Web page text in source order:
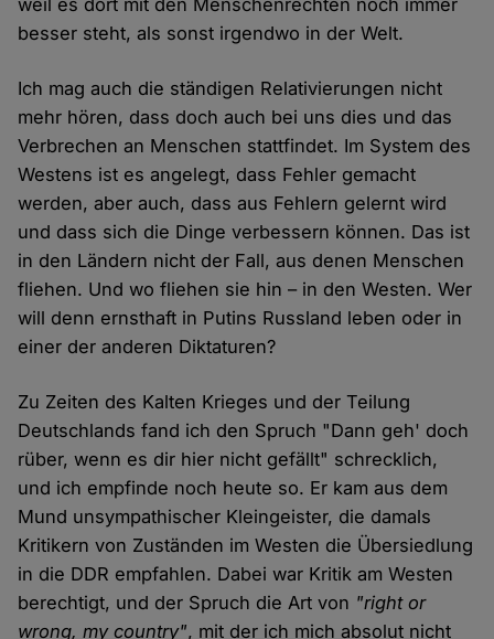
weil es dort mit den Menschenrechten noch immer
besser steht, als sonst irgendwo in der Welt.
Ich mag auch die ständigen Relativierungen nicht
mehr hören, dass doch auch bei uns dies und das
Verbrechen an Menschen stattfindet. Im System des
Westens ist es angelegt, dass Fehler gemacht
werden, aber auch, dass aus Fehlern gelernt wird
und dass sich die Dinge verbessern können. Das ist
in den Ländern nicht der Fall, aus denen Menschen
fliehen. Und wo fliehen sie hin – in den Westen. Wer
will denn ernsthaft in Putins Russland leben oder in
einer der anderen Diktaturen?
Zu Zeiten des Kalten Krieges und der Teilung
Deutschlands fand ich den Spruch "Dann geh' doch
rüber, wenn es dir hier nicht gefällt" schrecklich,
und ich empfinde noch heute so. Er kam aus dem
Mund unsympathischer Kleingeister, die damals
Kritikern von Zuständen im Westen die Übersiedlung
in die DDR empfahlen. Dabei war Kritik am Westen
berechtigt, und der Spruch die Art von "right or
wrong, my country", mit der ich mich absolut nicht